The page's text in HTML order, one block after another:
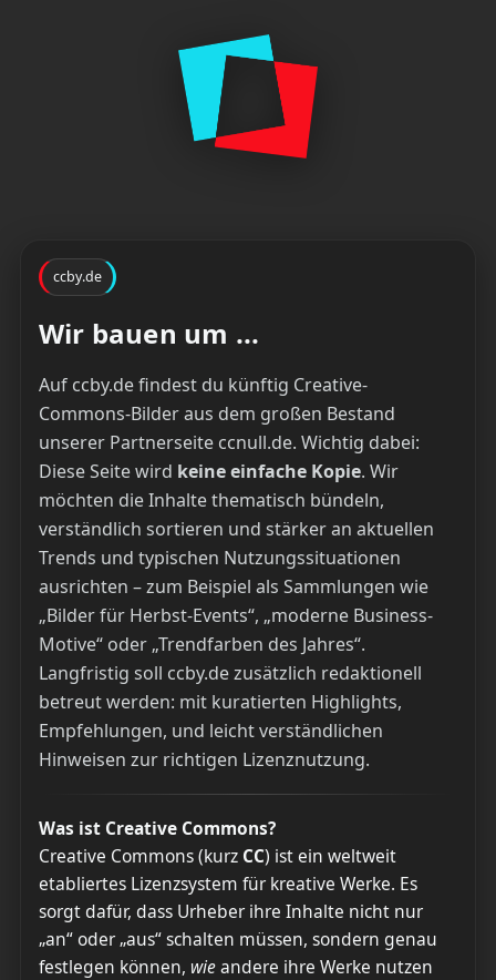
ccby.de
Wir bauen um ...
Auf ccby.de findest du künftig Creative-
Commons-Bilder aus dem großen Bestand
unserer Partnerseite ccnull.de. Wichtig dabei:
Diese Seite wird keine einfache Kopie. Wir
möchten die Inhalte thematisch bündeln,
verständlich sortieren und stärker an aktuellen
Trends und typischen Nutzungssituationen
ausrichten – zum Beispiel als Sammlungen wie
„Bilder für Herbst-Events“, „moderne Business-
Motive“ oder „Trendfarben des Jahres“.
Langfristig soll ccby.de zusätzlich redaktionell
betreut werden: mit kuratierten Highlights,
Empfehlungen, und leicht verständlichen
Hinweisen zur richtigen Lizenznutzung.
Was ist Creative Commons?
Creative Commons (kurz CC) ist ein weltweit
etabliertes Lizenzsystem für kreative Werke. Es
sorgt dafür, dass Urheber ihre Inhalte nicht nur
„an“ oder „aus“ schalten müssen, sondern genau
festlegen können, wieandere ihre Werke nutzen